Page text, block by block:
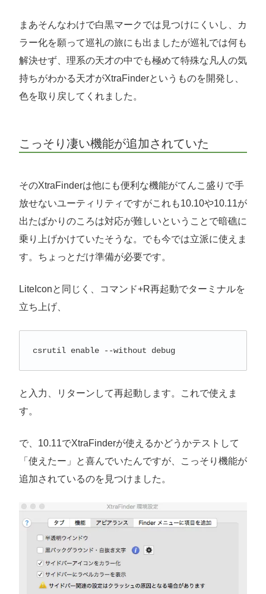
まあそんなわけで白黒マークでは見つけにくいし、カ
ラー化を願って巡礼の旅にも出ましたが巡礼では何も
解決せず、理系の天才の中でも極めて特殊な凡人の気
持ちがわかる天才がXtraFinderというものを開発し、
色を取り戻してくれました。
こっそり凄い機能が追加されていた
そのXtraFinderは他にも便利な機能がてんこ盛りで手
放せないユーティリティですがこれも10.10や10.11が
出たばかりのころは対応が難しいということで暗礁に
乗り上げかけていたそうな。でも今では立派に使えま
す。ちょっとだけ準備が必要です。
LiteIconと同じく、コマンド+R再起動でターミナルを
立ち上げ、
csrutil enable --without debug
と入力、リターンして再起動します。これで使えま
す。
で、10.11でXtraFinderが使えるかどうかテストして
「使えたー」と喜んでいたんですが、こっそり機能が
追加されているのを見つけました。